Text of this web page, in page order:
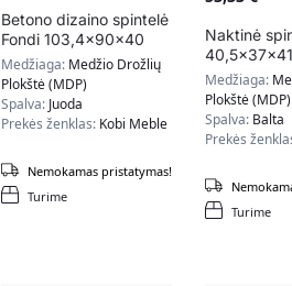
Betono dizaino spintelė
Fondi 103,4x90x40
cm, juodos spalvos
Medžiaga: Medžio Drožlių
Plokštė (MDP)
Spalva: Juoda
Prekės ženklas: Kobi Meble
Turime
Nemokamas pristatymas!
Naktinė
/ natūralios
spalvos
Medžiaga:
Plokštė (MDP)
Spalva: Balta
Prekės
Turime